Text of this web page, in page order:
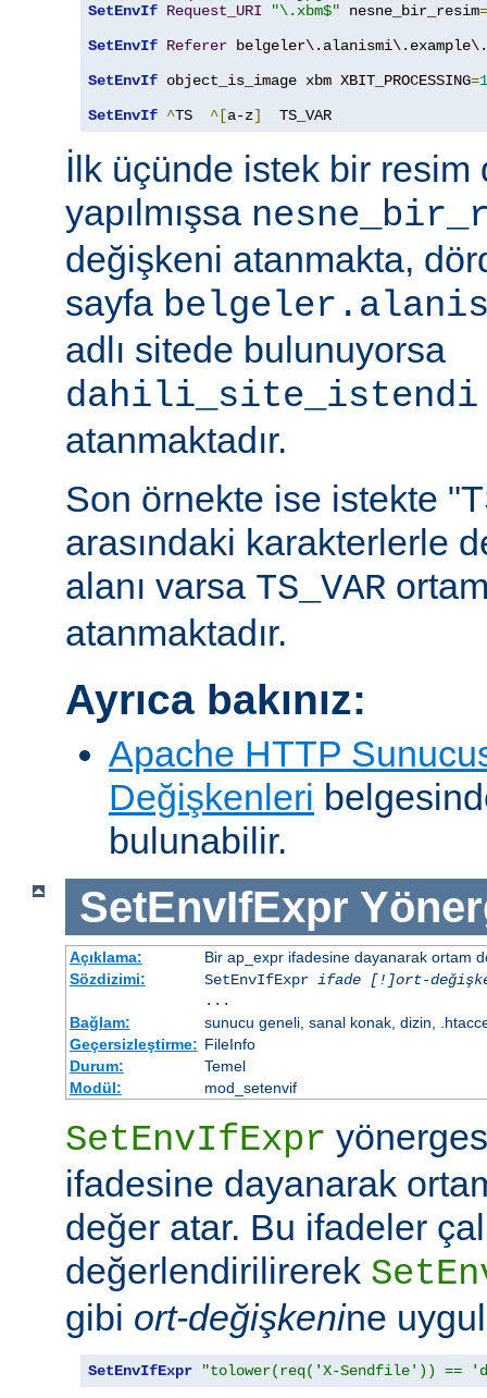
SetEnvIf Request_URI "\.xbm$" nesne_bir_resim=
SetEnvIf Referer
SetEnvIf object_is_image xbm XBIT_PROCESSING=1
SetEnvIf ^TS ^[a-z]
  TS_VAR
İlk üçünde istek bir resim
yapılmışsa
değişkeni atanmakta,
sayfa
adlı sitede bulunuyorsa
dahili_site_istendi
atanmaktadır.
Son örnekte ise istekte
arasındaki karakterlerle
alanı varsa TS_VAR
atanmaktadır.
Ayrıca bakınız:
Apache HTTP
Değişkenleri
bulunabilir.
SetEnvIfExpr
Açıklama:
Bir ap_expr ifadesine dayanarak ortam
Sözdizimi:
SetEnvIfExpr ifade [!]ort-
...
Bağlam:
sunucu geneli, sanal konak, dizin,
Geçersizleştirme: FileInfo
Durum:
Temel
Modül:
mod_setenvif
SetEnvIfExpr
ifadesine dayanarak
değer atar. Bu ifadeler
değerlendirilirerek
gibi ort-değişkenine
SetEnvIfExpr "tolower(req('X-Sendfile')) ==